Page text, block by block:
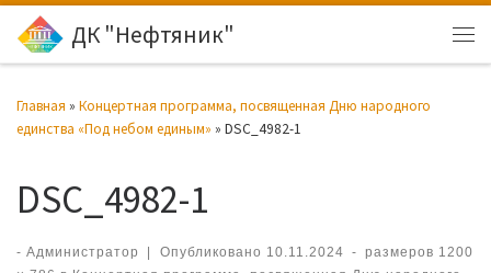
Перейти к содержимому
ДК "Нефтяник"
Главная » Концертная программа, посвященная Дню народного
единства «Под небом единым» » DSC_4982-1
DSC_4982-1
- Администратор | Опубликовано 10.11.2024 - размеров 1200